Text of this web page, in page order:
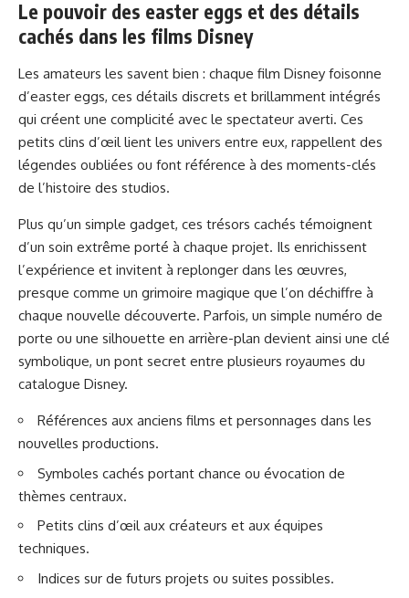
Le pouvoir des easter eggs et des détails
cachés dans les films Disney
Les amateurs les savent bien : chaque film Disney foisonne
d’easter eggs, ces détails discrets et brillamment intégrés
qui créent une complicité avec le spectateur averti. Ces
petits clins d’œil lient les univers entre eux, rappellent des
légendes oubliées ou font référence à des moments-clés
de l’histoire des studios.
Plus qu’un simple gadget, ces trésors cachés témoignent
d’un soin extrême porté à chaque projet. Ils enrichissent
l’expérience et invitent à replonger dans les œuvres,
presque comme un grimoire magique que l’on déchiffre à
chaque nouvelle découverte. Parfois, un simple numéro de
porte ou une silhouette en arrière-plan devient ainsi une clé
symbolique, un pont secret entre plusieurs royaumes du
catalogue Disney.
Références aux anciens films et personnages dans les
nouvelles productions.
Symboles cachés portant chance ou évocation de
thèmes centraux.
Petits clins d’œil aux créateurs et aux équipes
techniques.
Indices sur de futurs projets ou suites possibles.